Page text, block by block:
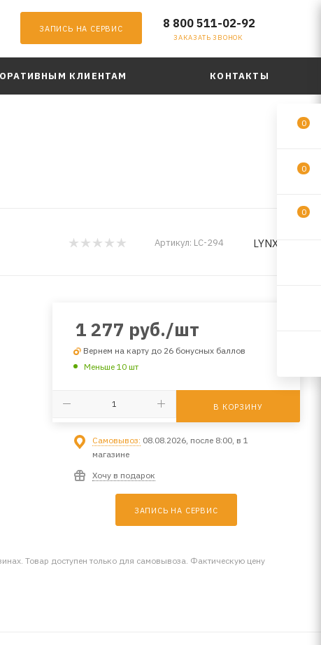
ЗАПИСЬ НА СЕРВИС 8 800 511-02-92
ЗАКАЗАТЬ ЗВОНОК
КЛИЕНТАМ КОНТАКТЫ
Артикул: LC-294 LYNXauto
1 277 руб./шт
Вернем на карту до 26 бонусных баллов
Меньше 10 шт
В КОРЗИНУ
Самовывоз: 08.08.2026, после 8:00, в 1
магазине
Хочу в подарок
ЗАПИСЬ НА СЕРВИС
Товар доступен только для самовывоза. Фактическую цену
0
0
0